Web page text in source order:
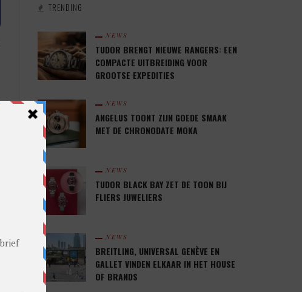
TRENDING
NEWS
TUDOR BRENGT NIEUWE RANGERS: EEN
COMPACTE UITBREIDING VOOR
GROOTSE EXPEDITIES
NEWS
ANGELUS TOONT ZIJN GOEDE SMAAK
MET DE CHRONODATE MOKA
NEWS
TUDOR BLACK BAY ZET DE TOON BIJ
FLIERS JUWELIERS
NEWS
BREITLING, UNIVERSAL GENÈVE EN
GALLET VINDEN ELKAAR IN HET HOUSE
OF BRANDS